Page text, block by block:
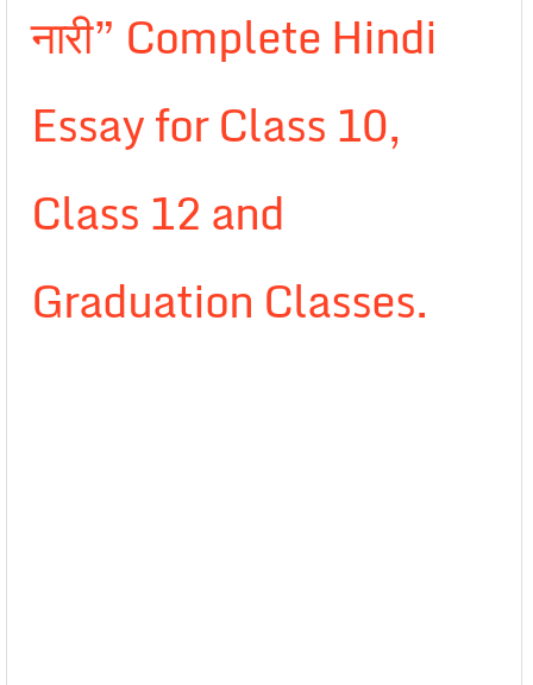
नारी” Complete Hindi
Essay for Class 10,
Class 12 and
Graduation Classes.